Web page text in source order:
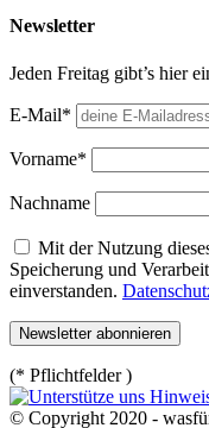
Newsletter
Jeden Freitag gibt’s hier
E-Mail*
Vorname*
Nachname
Mit der Nutzung
Speicherung und
einverstanden.
(* Pflichtfelder )
© Copyright 2020 -